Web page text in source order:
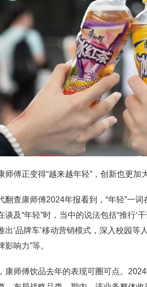
师傅正变得“越来越年轻”，创新也更加
翻查康师傅2024年报看到，“年轻”一
谈及“年轻”时，当中的说法包括“推行‘
出‘品牌车’移动营销模式，深入校园
响力”等。
康师傅饮品去年的表现可圈可点。